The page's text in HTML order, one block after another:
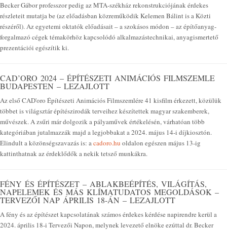
Becker Gábor professzor pedig az MTA-székház rekonstrukciójának érdekes
részleteit mutatja be (az előadásban közreműködik Kelemen Bálint is a Közti
részéről). Az egyetemi oktatók előadásait – a szokásos módon – az építőanyag-
forgalmazó cégek témakörhöz kapcsolódó alkalmazástechnikai, anyagismertető
prezentációi egészítik ki.
CAD’ORO 2024 – ÉPÍTÉSZETI ANIMÁCIÓS FILMSZEMLE
BUDAPESTEN – LEZAJLOTT
Az első CAD'oro Építészeti Animációs Filmszemlére 41 kisfilm érkezett, közülük
többet is világsztár építészirodák terveihez készítettek magyar szakemberek,
művészek. A zsűri már dolgozik a pályaművek értékelésén, várhatóan több
kategóriában jutalmazzák majd a legjobbakat a 2024. május 14-i díjkiosztón.
Elindult a közönségszavazás is: acadoro.hu oldalon egészen május 13-ig
kattinthatnak az érdeklődők a nekik tetsző munkákra.
FÉNY ÉS ÉPÍTÉSZET – ABLAKBEÉPÍTÉS, VILÁGÍTÁS,
NAPELEMEK ÉS MÁS KLÍMATUDATOS MEGOLDÁSOK –
TERVEZŐI NAP ÁPRILIS 18-ÁN – LEZAJLOTT
A fény és az építészet kapcsolatának számos érdekes kérdése napirendre kerül a
2024. április 18-i Tervezői Napon, melynek levezető elnöke ezúttal dr. Becker